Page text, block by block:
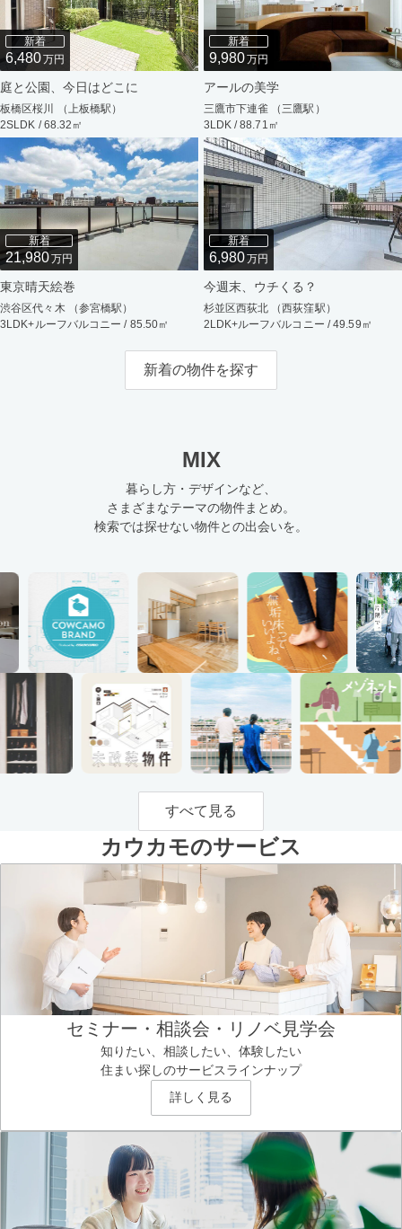
新着
6,480万円
庭と公園、今日はどこに
板橋区桜川 （上板橋駅）
2SLDK / 68.32㎡
新着
9,980万円
アールの美学
三鷹市下連雀 （三鷹駅）
3LDK / 88.71㎡
新着
21,980万円
東京晴天絵巻
渋谷区代々木 （参宮橋駅）
3LDK+ルーフバルコニー / 85.50㎡
新着
6,980万円
今週末、ウチくる？
杉並区西荻北 （西荻窪駅）
2LDK+ルーフバルコニー / 49.59㎡
新着の物件を探す
MIX
暮らし方・デザインなど、
さまざまなテーマの物件まとめ。
検索では探せない物件との出会いを。
すべて見る
カウカモのサービス
セミナー・相談会・リノベ見学会
知りたい、相談したい、体験したい
住まい探しのサービスラインナップ
詳しく見る